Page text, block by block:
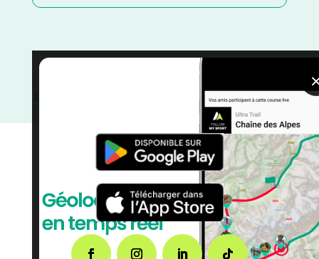
Distance Semi
Distance Faible/